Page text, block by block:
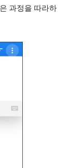
과정을 따라하